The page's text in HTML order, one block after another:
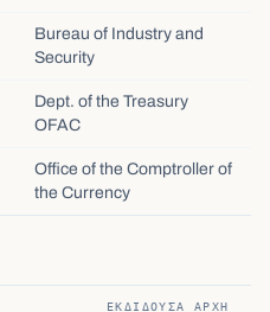
Bureau of Industry and
Security
Dept. of the Treasury
OFAC
Office of the Comptroller of
the Currency
ΕΚΔΊΔΟΥΣΑ ΑΡΧΉ